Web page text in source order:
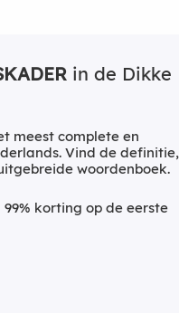
in de Dikke
meest complete en
Vind de definitie,
woordenboek.
korting op de eerste